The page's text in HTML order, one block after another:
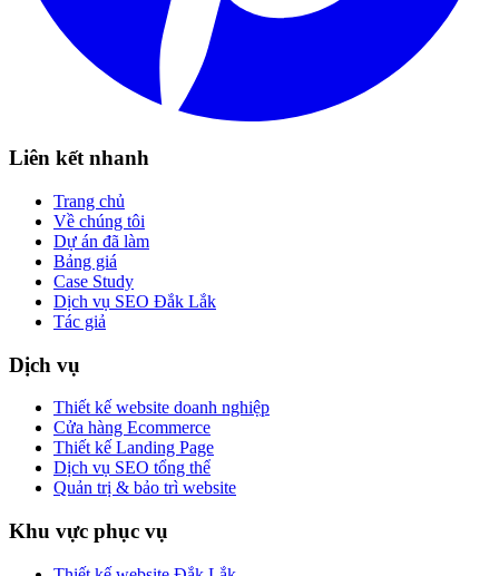
Liên kết nhanh
Trang chủ
Về chúng tôi
Dự án đã làm
Bảng giá
Case Study
Dịch vụ SEO Đắk Lắk
Tác giả
Dịch vụ
Thiết kế website doanh nghiệp
Cửa hàng Ecommerce
Thiết kế Landing Page
Dịch vụ SEO tổng thể
Quản trị & bảo trì website
Khu vực phục vụ